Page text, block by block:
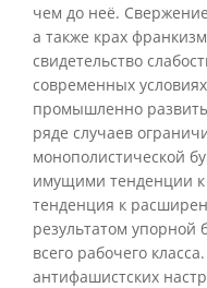
чем до неё.
а также крах
свидетельство
современных
промышленно
ряде случаев
монополистической
имущими тенденции к
тенденция к
результатом
всего рабочего
антифашистских